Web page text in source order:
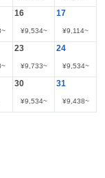
~
16
¥9,534~
17
¥9,114~
~
23
¥9,733~
24
¥9,534~
30
¥9,534~
31
¥9,438~